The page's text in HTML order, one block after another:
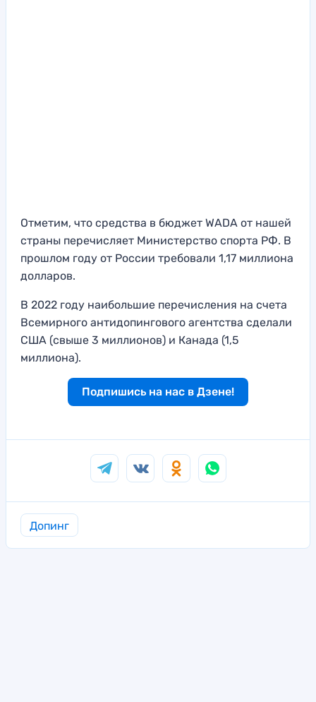
Отметим, что средства в бюджет WADA от нашей
страны перечисляет Министерство спорта РФ. В
прошлом году от России требовали 1,17 миллиона
долларов.
В 2022 году наибольшие перечисления на счета
Всемирного антидопингового агентства сделали
США (свыше 3 миллионов) и Канада (1,5
миллиона).
Подпишись на нас в Дзене!
Допинг